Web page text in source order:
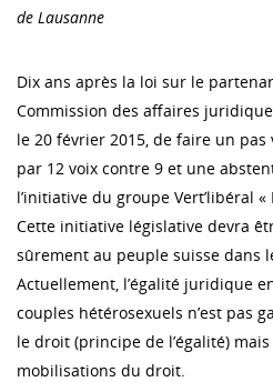
de Lausanne
Dix ans après la loi sur le
Commission des affaires
le 20 février 2015, de faire un
par 12 voix contre 9 et une
l’initiative du groupe Vert’libéral
Cette initiative législative devra
sûrement au peuple suisse dans
Actuellement, l’égalité juridique
couples hétérosexuels n’est pas
le droit (principe de l’égalité)
mobilisations du droit.